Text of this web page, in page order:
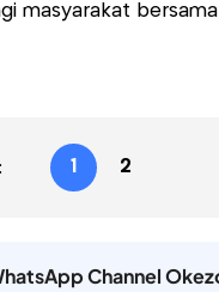
masyarakat
1 2
Channel